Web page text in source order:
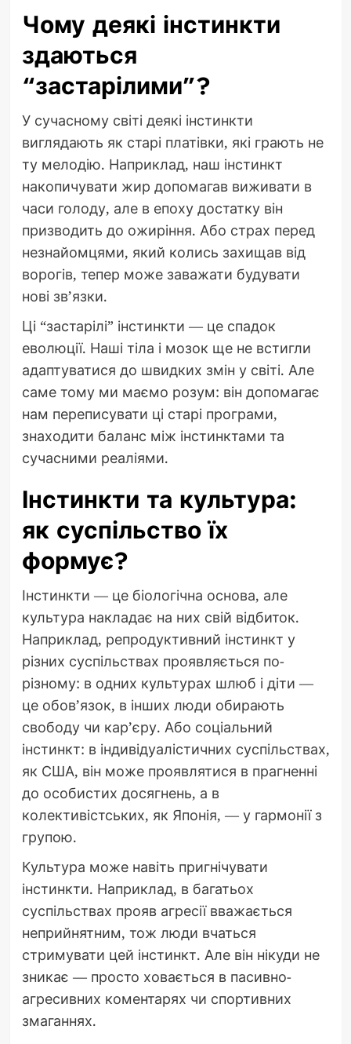
Чому деякі інстинкти
здаються
“застарілими”?
У сучасному світі деякі інстинкти
виглядають як старі платівки, які грають не
ту мелодію. Наприклад, наш інстинкт
накопичувати жир допомагав виживати в
часи голоду, але в епоху достатку він
призводить до ожиріння. Або страх перед
незнайомцями, який колись захищав від
ворогів, тепер може заважати будувати
нові зв’язки.
Ці “застарілі” інстинкти — це спадок
еволюції. Наші тіла і мозок ще не встигли
адаптуватися до швидких змін у світі. Але
саме тому ми маємо розум: він допомагає
нам переписувати ці старі програми,
знаходити баланс між інстинктами та
сучасними реаліями.
Інстинкти та культура:
як суспільство їх
формує?
Інстинкти — це біологічна основа, але
культура накладає на них свій відбиток.
Наприклад, репродуктивний інстинкт у
різних суспільствах проявляється по-
різному: в одних культурах шлюб і діти —
це обов’язок, в інших люди обирають
свободу чи кар’єру. Або соціальний
інстинкт: в індивідуалістичних суспільствах,
як США, він може проявлятися в прагненні
до особистих досягнень, а в
колективістських, як Японія, — у гармонії з
групою.
Культура може навіть пригнічувати
інстинкти. Наприклад, в багатьох
суспільствах прояв агресії вважається
неприйнятним, тож люди вчаться
стримувати цей інстинкт. Але він нікуди не
зникає — просто ховається в пасивно-
агресивних коментарях чи спортивних
змаганнях.